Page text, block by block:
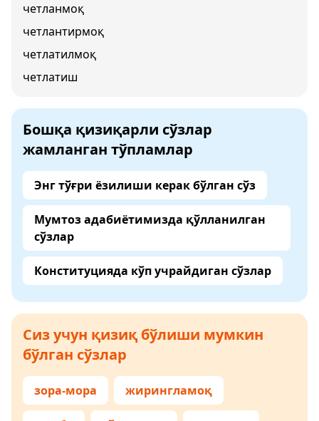
четланмоқ
четлантирмоқ
четлатилмоқ
четлатиш
Бошқа қизиқарли сўзлар
жамланган тўпламлар
Энг тўғри ёзилиши керак бўлган сўз
Мумтоз адабиётимизда қўлланилган
сўзлар
Конституцияда кўп учрайдиган сўзлар
Сиз учун қизиқ бўлиши мумкин
бўлган сўзлар
зора-мора жирингламоқ